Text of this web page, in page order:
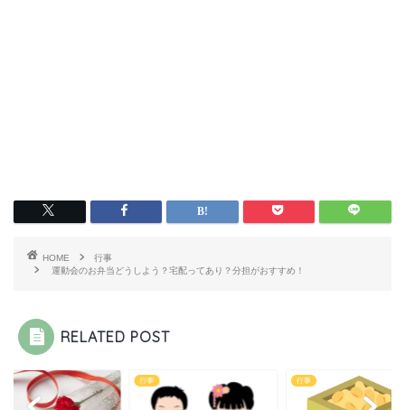
HOME
行事
運動会のお弁当どうしよう？宅配ってあり？分担がおすすめ！
RELATED POST
行事 行事